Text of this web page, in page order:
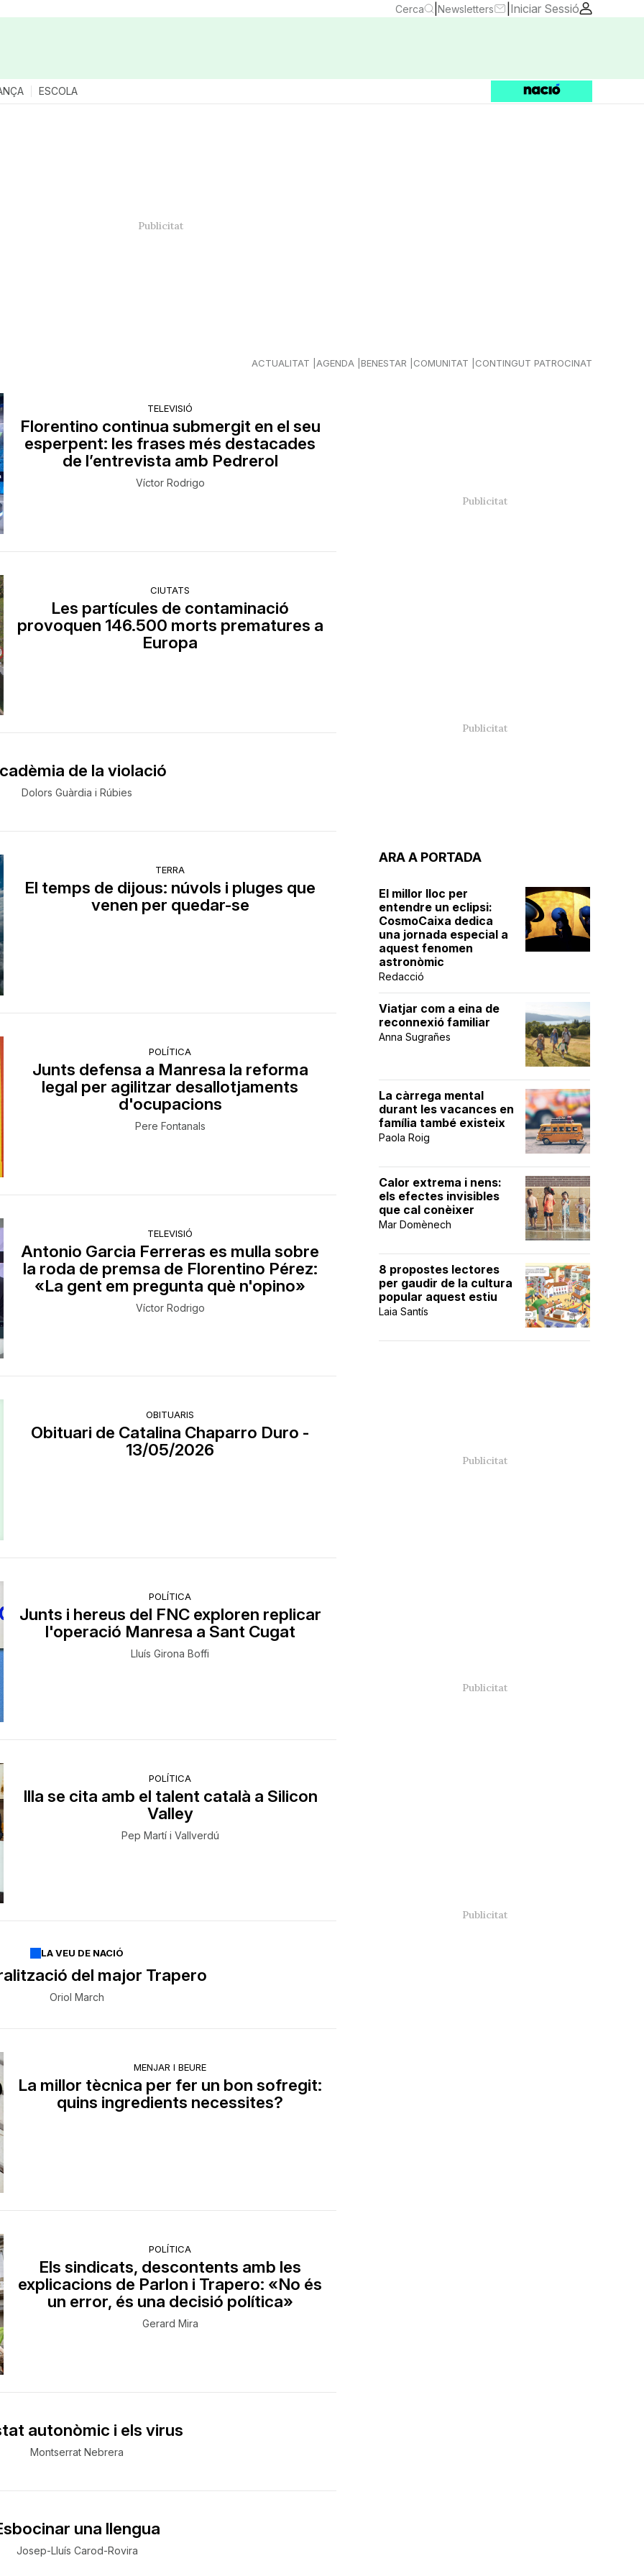
Cerca Newsletters Iniciar Sessió
ESCOLA
ACTUALITAT AGENDA BENESTAR COMUNITAT CONTINGUT PATROCINAT
TELEVISIÓ
Florentino continua submergit en el seu
esperpent: les frases més destacades
de l’entrevista amb Pedrerol
Víctor Rodrigo
CIUTATS
Les partícules de contaminació
provoquen 146.500 morts prematures a
Europa
de la violació
Dolors Guàrdia i Rúbies
TERRA
El temps de dijous: núvols i pluges que
venen per quedar-se
POLÍTICA
Junts defensa a Manresa la reforma
legal per agilitzar desallotjaments
d'ocupacions
Pere Fontanals
TELEVISIÓ
Antonio Garcia Ferreras es mulla sobre
la roda de premsa de Florentino Pérez:
«La gent em pregunta què n'opino»
Víctor Rodrigo
OBITUARIS
Obituari de Catalina Chaparro Duro -
13/05/2026
POLÍTICA
Junts i hereus del FNC exploren replicar
l'operació Manresa a Sant Cugat
Lluís Girona Boffi
POLÍTICA
Illa se cita amb el talent català a Silicon
Valley
Pep Martí i Vallverdú
LA VEU DE NACIÓ
del major Trapero
Oriol March
MENJAR I BEURE
La millor tècnica per fer un bon sofregit:
quins ingredients necessites?
POLÍTICA
Els sindicats, descontents amb les
explicacions de Parlon i Trapero: «No és
un error, és una decisió política»
Gerard Mira
autonòmic i els virus
Montserrat Nebrera
una llengua
Josep-Lluís Carod-Rovira
ARA A PORTADA
El millor lloc per
entendre un eclipsi:
CosmoCaixa dedica
una jornada especial a
aquest fenomen
astronòmic
Redacció
Viatjar com a eina de
reconnexió familiar
Anna Sugrañes
La càrrega mental
durant les vacances en
família també existeix
Paola Roig
Calor extrema i nens:
els efectes invisibles
que cal conèixer
Mar Domènech
8 propostes lectores
per gaudir de la cultura
popular aquest estiu
Laia Santís